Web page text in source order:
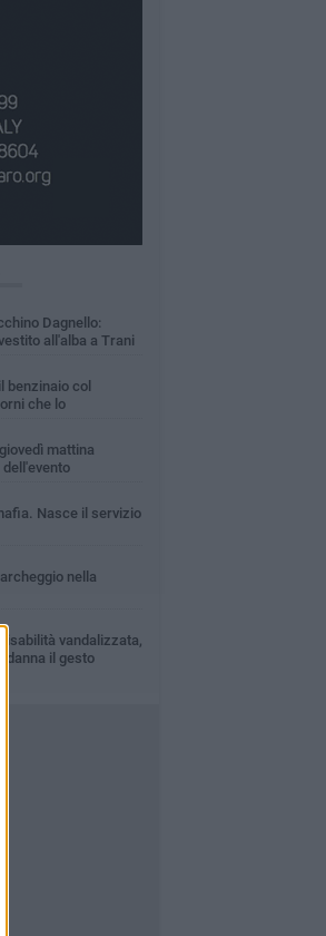
Dagnello:
all'alba a Trani
benzinaio col
che lo
mattina
Nasce il servizio
nella
vandalizzata,
il gesto